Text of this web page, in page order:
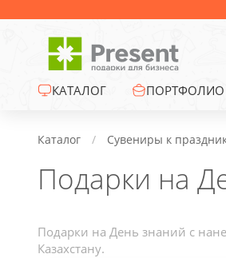
КАТАЛОГ
Офисные сувениры
Зонты
Промо-сувениры
Электроника
Ежедневники
ПОРТФОЛИО
Каталог Сувениры к
Подарки на
Подарки на День знаний с
Казахстану.